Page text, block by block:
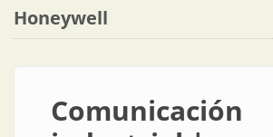
Honeywell
Comunicación